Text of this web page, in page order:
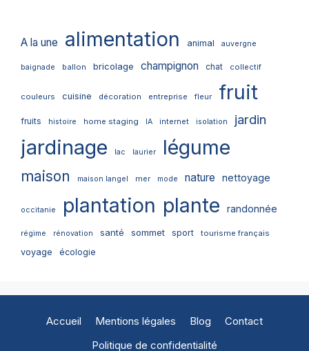
A la une alimentation animal auvergne
baignade ballon bricolage champignon chat collectif
couleurs cuisine décoration entreprise fleur fruit
fruits histoire home staging IA internet isolation jardin
jardinage lac laurier légume
maison maison langel mer mode nature nettoyage
occitanie plantation plante randonnée
régime rénovation santé sommet sport tourisme français
voyage écologie
Accueil Mentions légales Blog
Contact
Politique de confidentialité